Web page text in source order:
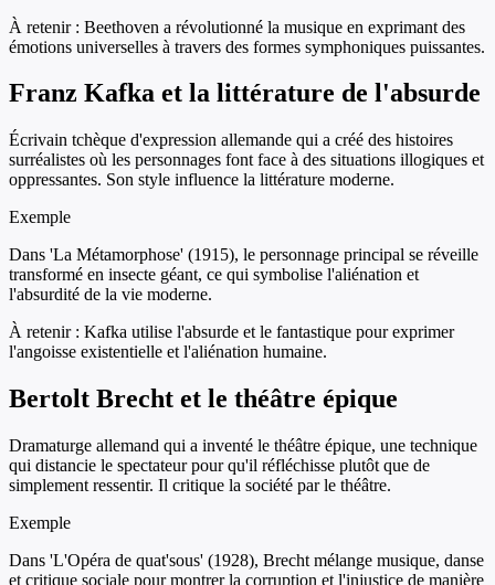
À retenir : Beethoven a révolutionné la musique en exprimant des
émotions universelles à travers des formes symphoniques puissantes.
Franz Kafka et la littérature de l'absurde
Écrivain tchèque d'expression allemande qui a créé des histoires
surréalistes où les personnages font face à des situations illogiques et
oppressantes. Son style influence la littérature moderne.
Exemple
Dans 'La Métamorphose' (1915), le personnage principal se réveille
transformé en insecte géant, ce qui symbolise l'aliénation et
l'absurdité de la vie moderne.
À retenir : Kafka utilise l'absurde et le fantastique pour exprimer
l'angoisse existentielle et l'aliénation humaine.
Bertolt Brecht et le théâtre épique
Dramaturge allemand qui a inventé le théâtre épique, une technique
qui distancie le spectateur pour qu'il réfléchisse plutôt que de
simplement ressentir. Il critique la société par le théâtre.
Exemple
Dans 'L'Opéra de quat'sous' (1928), Brecht mélange musique, danse
et critique sociale pour montrer la corruption et l'injustice de manière